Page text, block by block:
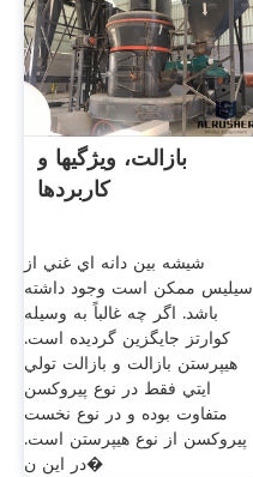
بازالت، ویژگیها و
کاربردها
شيشه بين دانه اي غني از
سيليس ممكن است وجود داشته
باشد. اگر چه غالباً به وسيله
كوارتز جايگزين گرديده است.
هيپرستن بازالت و بازالت تولي
ايتي فقط در نوع پيروكسن
متفاوت بوده و در نوع نخست
پيروكسن از نوع هيپرستن است.
در اين ن�